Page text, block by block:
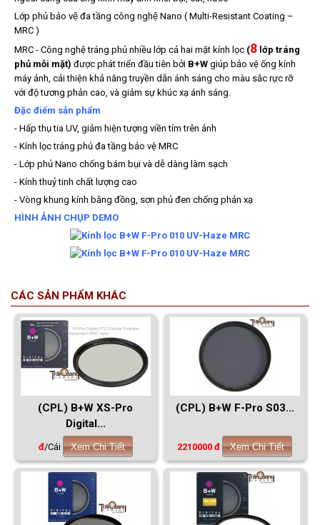
Lớp phủ bảo vệ đa tầng công nghệ Nano ( Multi-Resistant Coating –
MRC )
MRC - Công nghệ tráng phủ nhiều lớp cả hai mặt kính lọc (8 lớp tráng
phủ mỗi mặt) được phát triển đầu tiên bởi B+W giúp bảo vệ ống kính
máy ảnh, cải thiện khả năng truyền dẫn ánh sáng cho màu sắc rực rỡ
với độ tương phản cao, và giảm sự khúc xạ ánh sáng.
Đặc điểm sản phẩm
- Hấp thụ tia UV, giảm hiện tượng viền tím trên ảnh
- Kính lọc tráng phủ đa tầng bảo vệ MRC
- Lớp phủ Nano chống bám bụi và dễ dàng làm sạch
- Kính thuỷ tinh chất lượng cao
- Vòng khung kính bằng đồng, sơn phủ đen chống phản xạ
HÌNH ẢNH CHỤP DEMO
CÁC SẢN PHẨM KHÁC
(CPL) B+W XS-Pro
Digital...
đ/Cái Xem Chi Tiết
(CPL) B+W F-Pro S03...
2210000 đ Xem Chi Tiết